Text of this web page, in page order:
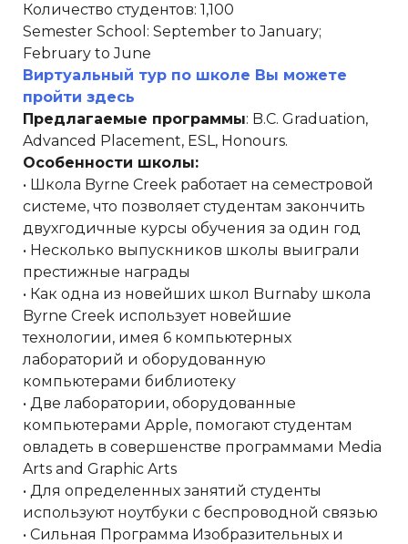
Количество студентов: 1,100
Semester School: September to January;
February to June
Виртуальный тур по школе Вы можете
пройти здесь
Предлагаемые программы: B.C. Graduation,
Advanced Placement, ESL, Honours.
Особенности школы:
• Школа Byrne Creek работает на семестровой
системе, что позволяет студентам закончить
двухгодичные курсы обучения за один год
• Несколько выпускников школы выиграли
престижные награды
• Как одна из новейших школ Burnaby школа
Byrne Creek использует новейшие
технологии, имея 6 компьютерных
лабораторий и оборудованную
компьютерами библиотеку
• Две лаборатории, оборудованные
компьютерами Apple, помогают студентам
овладеть в совершенстве программами Media
Arts and Graphic Arts
• Для определенных занятий студенты
используют ноутбуки с беспроводной связью
• Сильная Программа Изобразительных и